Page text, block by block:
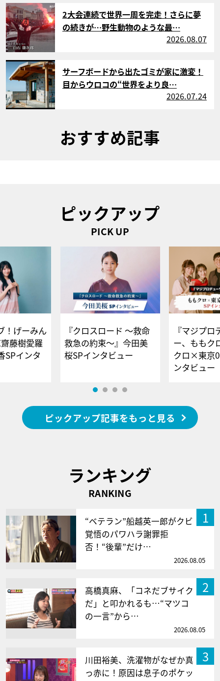
サムネイル
2大会連続で世界一周を完走！さらに夢
の続きが…野生動物のような最…
2026.08.07
サムネイル
サーフボードから出たゴミが家に激変！
目からウロコの“世界をより良…
2026.07.24
おすすめ記事
ピックアップ
PICK UP
！げーみん
藤樹愛羅
SPインタ
『クロスロード ～救命
救急の約束～』今田美
桜SPインタビュー
『マジプロ
ー、ももク
クロ×東京
ンタビュー
ピックアップ記事をもっと見る
ランキング
RANKING
1
“ベテラン”船越英一郎がクビ
覚悟のパワハラ謝罪拒
否！“後輩”だけ…
2026.08.05
2
高橋真麻、「コネだブサイク
だ」と叩かれるも…“マツコ
の一言”から…
2026.08.05
3
川田裕美、洗濯物がなぜか真
っ赤に！原因は息子のポケッ